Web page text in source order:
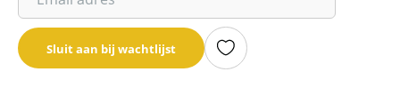
je
email
adresSluit aan bij wachtlijst